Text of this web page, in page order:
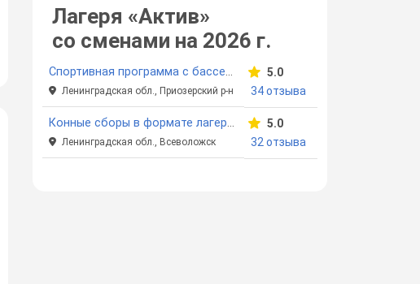
Лагеря «Актив»
со сменами на 2026 г.
Спортивная программа с бассейном «Актив»
Ленинградская обл., Приозерский р-н
5.0
34 отзыва
Конные сборы в формате лагеря "Актив"
Ленинградская обл., Всеволожск
5.0
32 отзыва